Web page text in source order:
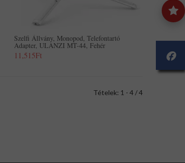
Szelfi Állvány, Monopod, Telefontartó
Adapter, ULANZI MT-44, Fehér
11,515Ft
Tételek: 1 - 4 / 4